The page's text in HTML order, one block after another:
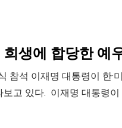
생에 합당한 예
참석 이재명 대통령이 한·
고 있다. 이재명 대통령이